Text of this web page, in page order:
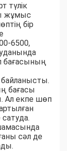
түлік
жұмыс
бір
6500,
бағасының
бағасы
Ал екпе шөп
сәл де